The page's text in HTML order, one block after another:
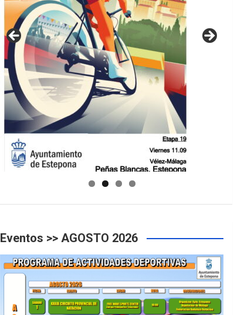
GUIA DE INSTALACIONES DEPORTIVAS
Eventos >> AGOSTO 2026